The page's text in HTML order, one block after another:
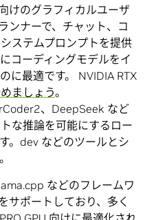
けのグラフィカルユーザ
ンナーで、チャット、コ
ステムプロンプトを提供
コーディングモデルをイ
に最適です。 NVIDIA RTX
ましょう。
、DeepSeek など
な推論を可能にするロー
。dev などのツールとシ
などのフレームワ
サポートしており、多く